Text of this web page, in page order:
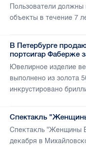
Пользователи должны
объекты в течение 7
В Петербурге
портсигар Фаберже
Ювелирное изделие
выполнено из золота
инкрустировано
Спектакль
Спектакль "Женщины
декабря в